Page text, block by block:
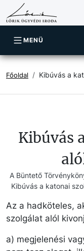
MENÜ
Főoldal Kibúvás a
Kibúvás
A Büntető
Kibúvás a katonai
Az a hadköteles,
szolgálat alól
a) megjelenési